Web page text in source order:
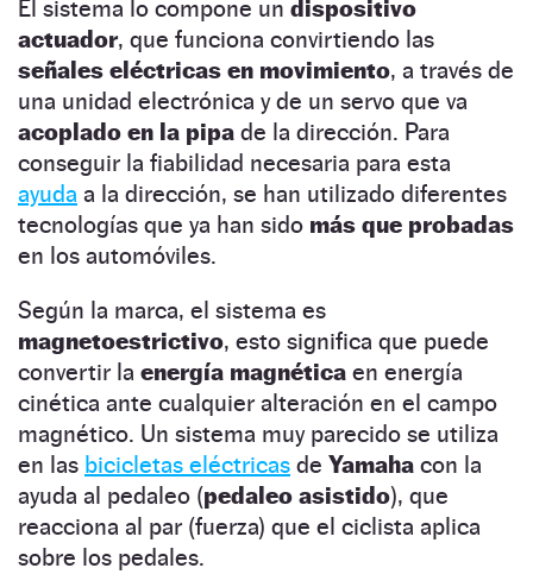
El sistema lo compone un dispositivo
actuador, que funciona convirtiendo las
señales eléctricas en movimiento, a través de
una unidad electrónica y de un servo que va
acoplado en la pipa de la dirección. Para
conseguir la fiabilidad necesaria para esta
ayuda a la dirección, se han utilizado diferentes
tecnologías que ya han sido más que probadas
en los automóviles.
Según la marca, el sistema es
magnetoestrictivo, esto significa que puede
convertir la energía magnética en energía
cinética ante cualquier alteración en el campo
magnético. Un sistema muy parecido se utiliza
en las bicicletas eléctricas de Yamaha con la
ayuda al pedaleo (pedaleo asistido), que
reacciona al par (fuerza) que el ciclista aplica
sobre los pedales.